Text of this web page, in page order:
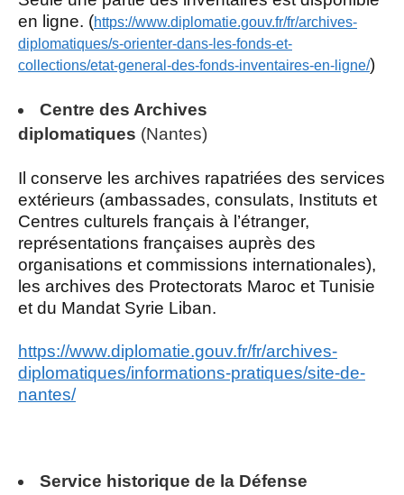
en ligne. (https://www.diplomatie.gouv.fr/fr/archives-
diplomatiques/s-orienter-dans-les-fonds-et-
collections/etat-general-des-fonds-inventaires-en-ligne/)
Centre des Archives
diplomatiques (Nantes)
Il conserve les archives rapatriées des services
extérieurs (ambassades, consulats, Instituts et
Centres culturels français à l’étranger,
représentations françaises auprès des
organisations et commissions internationales),
les archives des Protectorats Maroc et Tunisie
et du Mandat Syrie Liban.
https://www.diplomatie.gouv.fr/fr/archives-
diplomatiques/informations-pratiques/site-de-
nantes/
Service historique de la Défense